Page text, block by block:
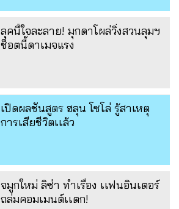
ลุคนี้ใจละลาย! มุกดาโผล่วิ่งสวนลุมฯ
ช็อตนี้ดาเมจแรง
เปิดผลชันสูตร ฮลุน โซโล่ รู้สาเหตุ
การเสียชีวิตเเล้ว
จมูกใหม่ ลิซ่า ทำเรื่อง เเฟนอินเตอร์
ถล่มคอมเมนต์เเตก!